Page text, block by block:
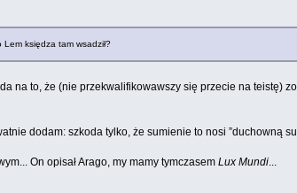
księdza tam wsadził?
na to, że (nie przekwalifikowawszy się przecie na teistę)
dodam: szkoda tylko, że sumienie to nosi ”duchowną
On opisał Arago, my mamy tymczasem Lux Mundi...